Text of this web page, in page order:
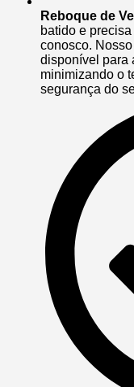
Reboque de
batido e
conosco.
disponível para
minimizando o
segurança do